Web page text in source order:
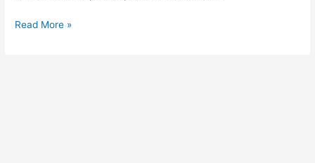
চলছে
Read More »